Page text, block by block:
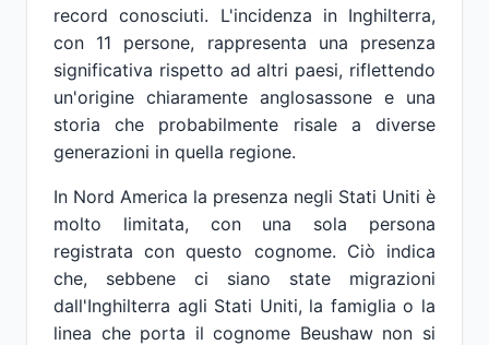
record conosciuti. L'incidenza in Inghilterra,
con 11 persone, rappresenta una presenza
significativa rispetto ad altri paesi, riflettendo
un'origine chiaramente anglosassone e una
storia che probabilmente risale a diverse
generazioni in quella regione.
In Nord America la presenza negli Stati Uniti è
molto limitata, con una sola persona
registrata con questo cognome. Ciò indica
che, sebbene ci siano state migrazioni
dall'Inghilterra agli Stati Uniti, la famiglia o la
linea che porta il cognome Beushaw non si